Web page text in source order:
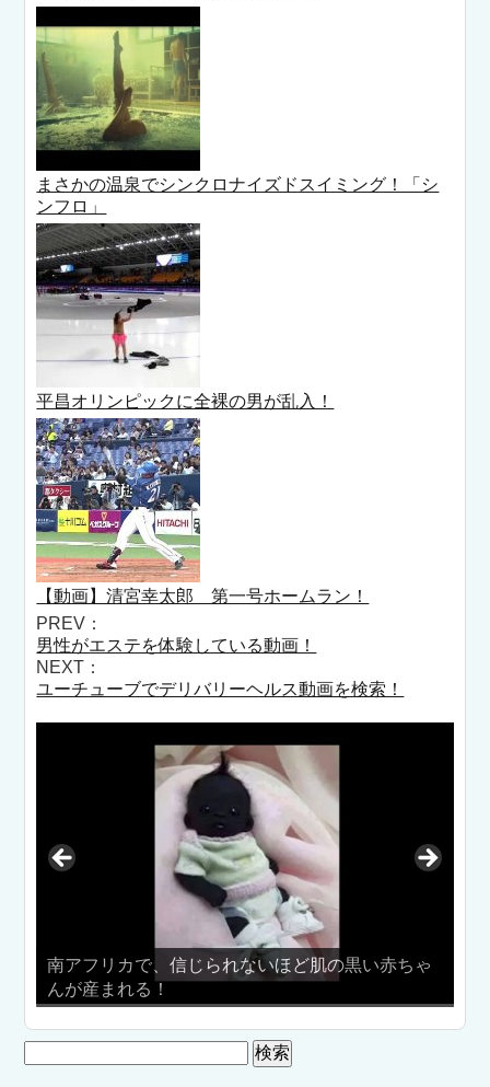
まさかの温泉でシンクロナイズドスイミング！「シ
ンフロ」
平昌オリンピックに全裸の男が乱入！
【動画】清宮幸太郎 第一号ホームラン！
PREV：
男性がエステを体験している動画！
NEXT：
ユーチューブでデリバリーヘルス動画を検索！
、信じられないほど肌の黒い赤ちゃ
索: